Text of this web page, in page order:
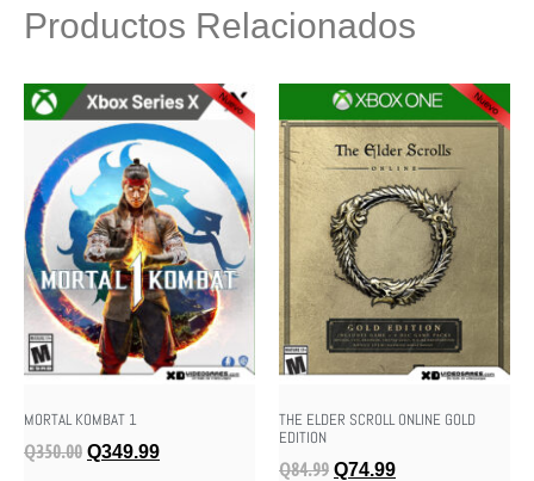
Productos Relacionados
MORTAL KOMBAT 1
Q350.00 Q349.99
THE ELDER SCROLL ONLINE GOLD
EDITION
Q84.99 Q74.99